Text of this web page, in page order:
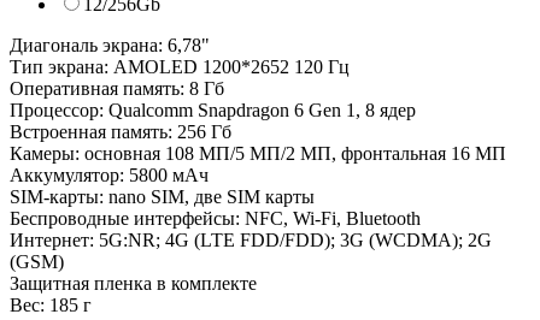
Диагональ экрана: 6,78"
Тип экрана: AMOLED 1200*2652 120 Гц
Оперативная память: 8 Гб
Процессор: Qualcomm Snapdragon 6 Gen 1, 8 ядер
Встроенная память: 256 Гб
Камеры: основная 108 МП/5 МП/2 МП, фронтальная 16 МП
Аккумулятор: 5800 мАч
SIM-карты: nano SIM, две SIM карты
Беспроводные интерфейсы: NFC, Wi-Fi, Bluetooth
Интернет: 5G:NR; 4G (LTE FDD/FDD); 3G (WCDMA); 2G
(GSM)
Защитная пленка в комплекте
Вес: 185 г